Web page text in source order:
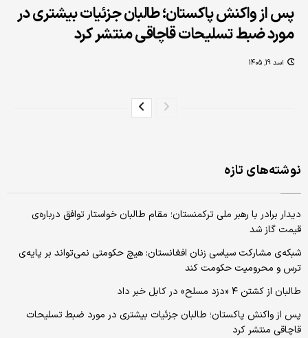
پس از واکنش پاکستان؛ طالبان جزئیات بیشتری در
مورد ضبط تسلیحات قاچاقی منتشر کرد
اسد 19, 1405
نوشته‌های تازه
دیدار برادر با رهبر ملی ترکمنستان؛ مقام طالبان خواستار توافق درباره‌‌ی
قیمت گاز شد
شبکه‌ی مشارکت سیاسی زنان افغانستان: هیچ حکومتی نمی‌تواند بر پایه‌ی
ترس و محرومیت حکومت کند
طالبان از کشتن ۴ «دزد مسلح» در کابل خبر داد
پس از واکنش پاکستان؛ طالبان جزئیات بیشتری در مورد ضبط تسلیحات
قاچاقی منتشر کرد